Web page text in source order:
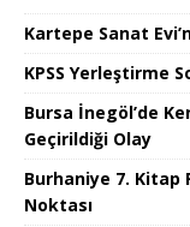
Kartepe Sanat
KPSS Yerleştirme
Bursa İnegöl’de
Geçirildiği Olay
Burhaniye 7. Kitap
Noktası